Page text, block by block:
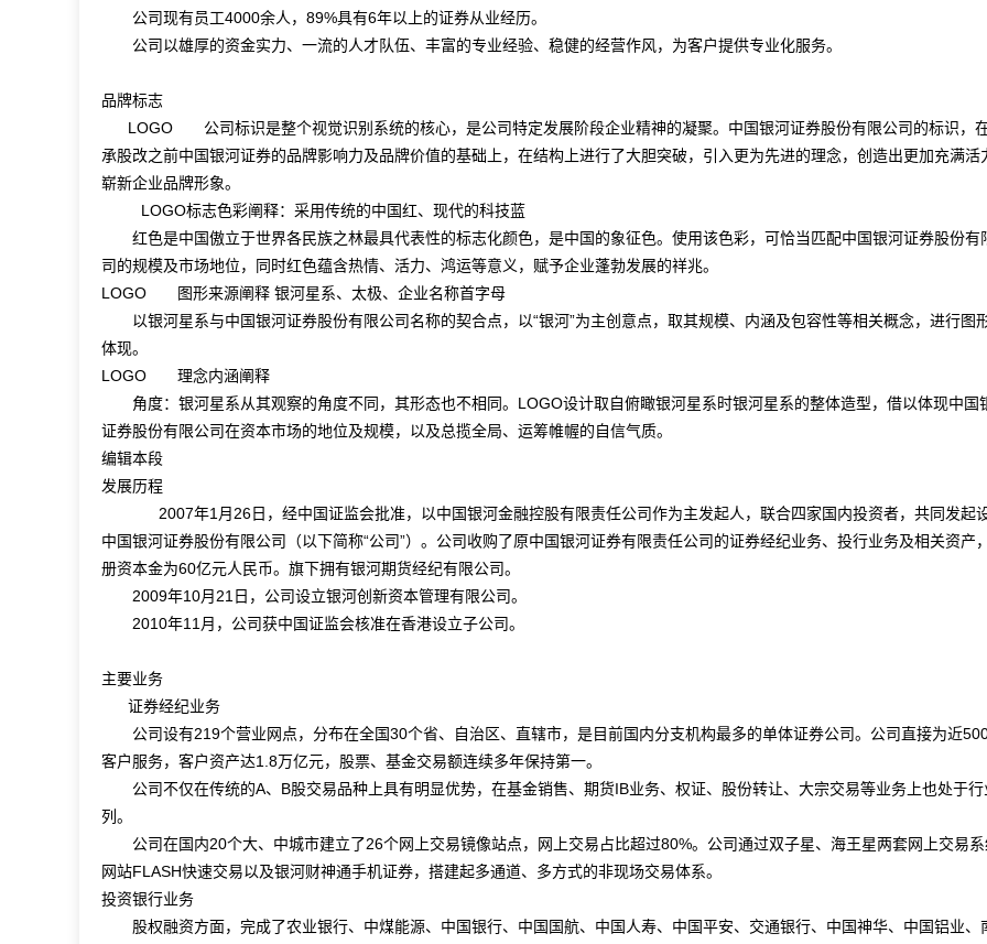
公司现有员工4000余人，89%具有6年以上的证券从业经历。
公司以雄厚的资金实力、一流的人才队伍、丰富的专业经验、稳健的经营作风，为客户提供专业化服务。
品牌标志
LOGO 公司标识是整个视觉识别系统的核心，是公司特定发展阶段企业精神的凝聚。中国银河证券股份有限公司的标识，
承股改之前中国银河证券的品牌影响力及品牌价值的基础上，在结构上进行了大胆突破，引入更为先进的理念，创造出更加充满活
崭新企业品牌形象。
LOGO标志色彩阐释：采用传统的中国红、现代的科技蓝
红色是中国傲立于世界各民族之林最具代表性的标志化颜色，是中国的象征色。使用该色彩，可恰当匹配中国银河证券股份有
司的规模及市场地位，同时红色蕴含热情、活力、鸿运等意义，赋予企业蓬勃发展的祥兆。
LOGO 图形来源阐释 银河星系、太极、企业名称首字母
以银河星系与中国银河证券股份有限公司名称的契合点，以“银河”为主创意点，取其规模、内涵及包容性等相关概念，进行图
体现。
LOGO 理念内涵阐释
角度：银河星系从其观察的角度不同，其形态也不相同。LOGO设计取自俯瞰银河星系时银河星系的整体造型，借以体现中国
证券股份有限公司在资本市场的地位及规模，以及总揽全局、运筹帷幄的自信气质。
编辑本段
发展历程
2007年1月26日，经中国证监会批准，以中国银河金融控股有限责任公司作为主发起人，联合四家国内投资者，共同发起
中国银河证券股份有限公司（以下简称“公司”）。公司收购了原中国银河证券有限责任公司的证券经纪业务、投行业务及相关资产
册资本金为60亿元人民币。旗下拥有银河期货经纪有限公司。
2009年10月21日，公司设立银河创新资本管理有限公司。
2010年11月，公司获中国证监会核准在香港设立子公司。
主要业务
证券经纪业务
公司设有219个营业网点，分布在全国30个省、自治区、直辖市，是目前国内分支机构最多的单体证券公司。公司直接为近
客户服务，客户资产达1.8万亿元，股票、基金交易额连续多年保持第一。
公司不仅在传统的A、B股交易品种上具有明显优势，在基金销售、期货IB业务、权证、股份转让、大宗交易等业务上也处于行
列。
公司在国内20个大、中城市建立了26个网上交易镜像站点，网上交易占比超过80%。公司通过双子星、海王星两套网上交易系
网站FLASH快速交易以及银河财神通手机证券，搭建起多通道、多方式的非现场交易体系。
投资银行业务
股权融资方面，完成了农业银行、中煤能源、中国银行、中国国航、中国人寿、中国平安、交通银行、中国神华、中国铝业、